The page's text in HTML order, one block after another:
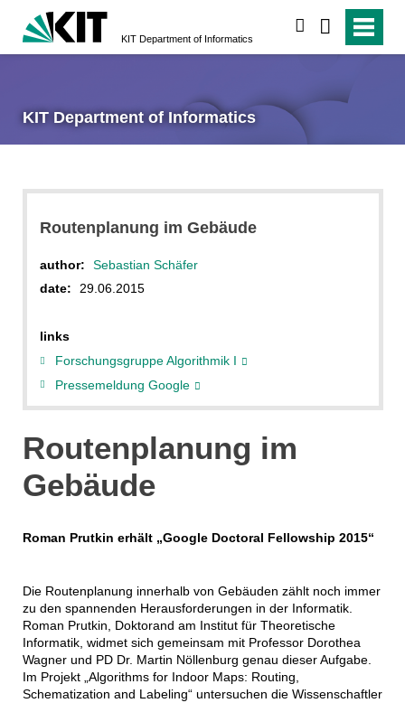
KIT Department of Informatics
KIT Department of Informatics
Routenplanung im Gebäude
author:
Sebastian Schäfer
date:
29.06.2015
links
Forschungsgruppe Algorithmik I
Pressemeldung Google
Routenplanung im
Gebäude
Roman Prutkin erhält „Google Doctoral Fellowship 2015“
Die Routenplanung innerhalb von Gebäuden zählt noch immer
zu den spannenden Herausforderungen in der Informatik.
Roman Prutkin, Doktorand am Institut für Theoretische
Informatik, widmet sich gemeinsam mit Professor Dorothea
Wagner und PD Dr. Martin Nöllenburg genau dieser Aufgabe.
Im Projekt „Algorithms for Indoor Maps: Routing,
Schematization and Labeling“ untersuchen die Wissenschaftler